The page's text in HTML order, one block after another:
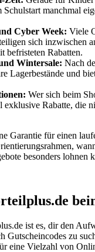
Schulstart manchmal
Cyber Week: Viele
sich inzwischen
befristeten Rabatten.
Wintersale: Nach
Lagerbestände und
Wer sich beim
exklusive Rabatte, die
Garantie für einen
besonders lohnen
ist es, dir den
Gutscheincodes zu
eine Vielzahl von